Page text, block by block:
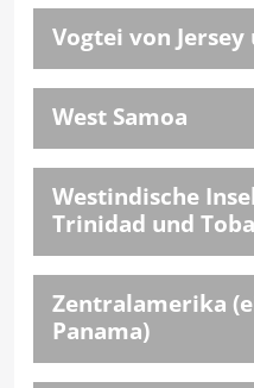
Vogtei von
West Samoa
Westindische
Trinidad und
Zentralamerika
Panama)